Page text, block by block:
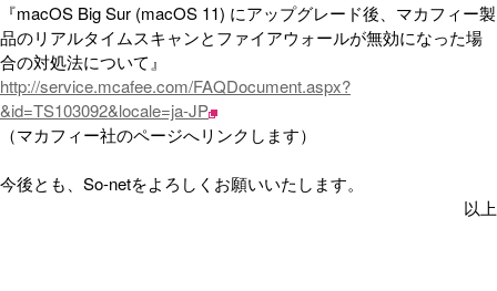
『macOS Big Sur (macOS 11) にアップグレード後、マカフィー製
品のリアルタイムスキャンとファイアウォールが無効になった場
合の対処法について』
http://service.mcafee.com/FAQDocument.aspx?
&id=TS103092&locale=ja-JP
（マカフィー社のページへリンクします）
今後とも、So-netをよろしくお願いいたします。
以上